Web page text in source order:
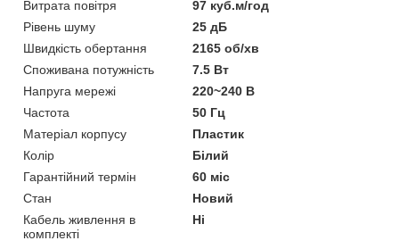
Витрата повітря
97 куб.м/год
Рівень шуму
25 дБ
Швидкість обертання
2165 об/хв
Споживана потужність
7.5 Вт
Напруга мережі
220~240 В
Частота
50 Гц
Матеріал корпусу
Пластик
Колір
Білий
Гарантійний термін
60 міс
Стан
Новий
Кабель живлення в
комплекті
Ні